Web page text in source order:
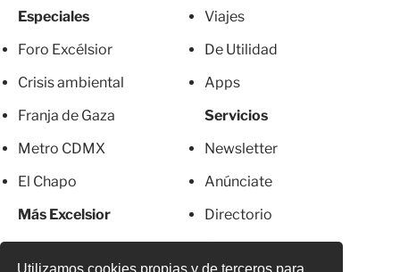
Utilizamos cookies propias y de terceros para
Especiales
Foro Excélsior
Crisis ambiental
Franja de Gaza
Metro CDMX
El Chapo
Más Excelsior
Viajes
De Utilidad
Apps
Servicios
Newsletter
Anúnciate
Directorio